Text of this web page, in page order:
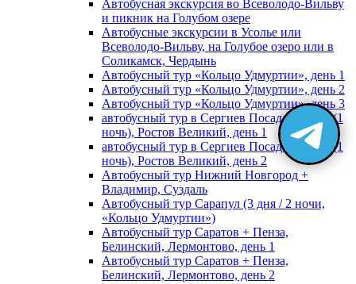
Автобусная экскурсия во Всеволодо-Вильву
и пикник на Голубом озере
Автобусные экскурсии в Усолье или
Всеволодо-Вильву, на Голубое озеро или в
Соликамск, Чердынь
Автобусный тур «Кольцо Удмуртии», день 1
Автобусный тур «Кольцо Удмуртии», день 2
Автобусный тур «Кольцо Удмуртии», день 3
автобусный тур в Сергиев Посад, Москву (1
ночь), Ростов Великий, день 1
автобусный тур в Сергиев Посад, Москву (1
ночь), Ростов Великий, день 2
Автобусный тур Нижний Новгород +
Владимир, Суздаль
Автобусный тур Сарапул (3 дня / 2 ночи,
«Кольцо Удмуртии»)
Автобусный тур Саратов + Пенза,
Белинский, Лермонтово, день 1
Автобусный тур Саратов + Пенза,
Белинский, Лермонтово, день 2